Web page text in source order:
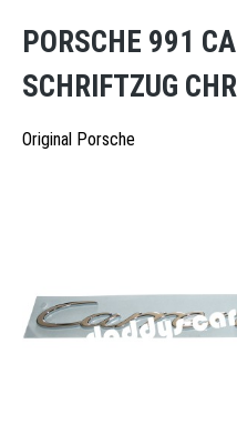
PORSCHE 991
SCHRIFTZUG
Original Porsche